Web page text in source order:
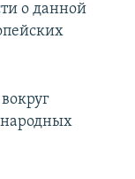
о данной